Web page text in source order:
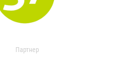
Партнер